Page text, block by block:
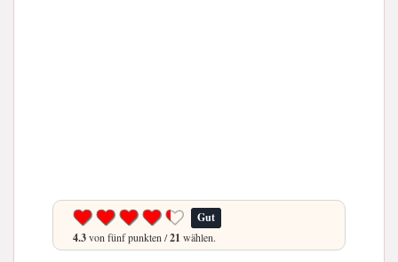
Gut
4.3von fünf punkten /21 wählen.